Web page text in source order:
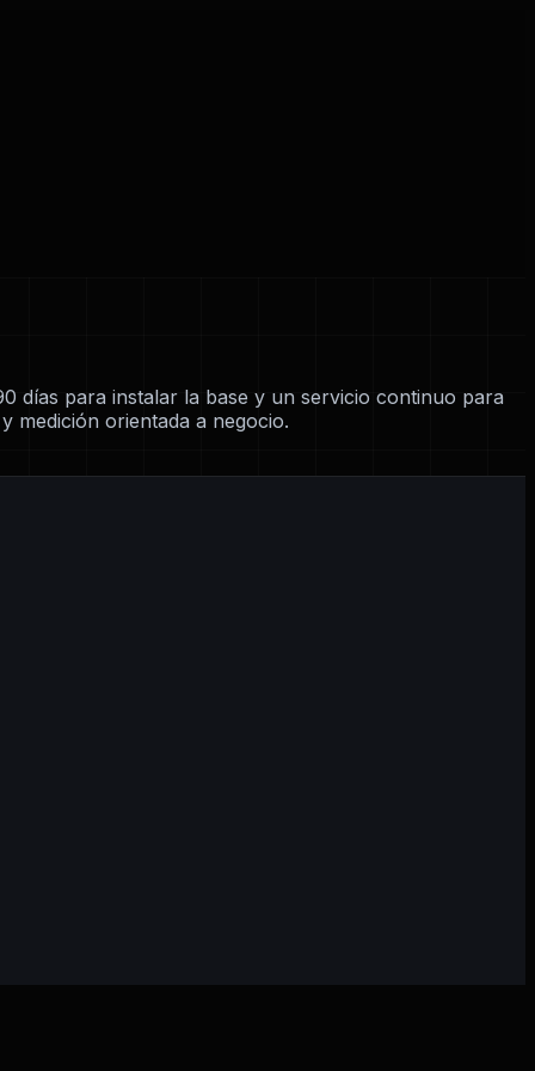
días para instalar la base y un servicio continuo para
medición orientada a negocio.